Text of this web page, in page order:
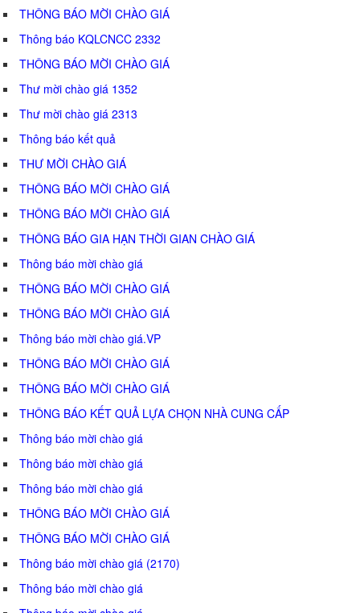
THÔNG BÁO MỜI CHÀO GIÁ
Thông báo KQLCNCC 2332
THÔNG BÁO MỜI CHÀO GIÁ
Thư mời chào giá 1352
Thư mời chào giá 2313
Thông báo kết quả
THƯ MỜI CHÀO GIÁ
THÔNG BÁO MỜI CHÀO GIÁ
THÔNG BÁO MỜI CHÀO GIÁ
THÔNG BÁO GIA HẠN THỜI GIAN CHÀO GIÁ
Thông báo mời chào giá
THÔNG BÁO MỜI CHÀO GIÁ
THÔNG BÁO MỜI CHÀO GIÁ
Thông báo mời chào giá.VP
THÔNG BÁO MỜI CHÀO GIÁ
THÔNG BÁO MỜI CHÀO GIÁ
THÔNG BÁO KẾT QUẢ LỰA CHỌN NHÀ CUNG CẤP
Thông báo mời chào giá
Thông báo mời chào giá
Thông báo mời chào giá
THÔNG BÁO MỜI CHÀO GIÁ
THÔNG BÁO MỜI CHÀO GIÁ
Thông báo mời chào giá (2170)
Thông báo mời chào giá